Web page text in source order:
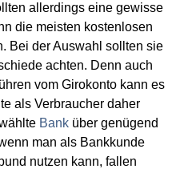
allerdings eine gewisse
die meisten kostenlosen
Bei der Auswahl sollten sie
achten. Denn auch
vom Girokonto kann es
als Verbraucher daher
Bank über genügend
man als Bankkunde
nutzen kann, fallen